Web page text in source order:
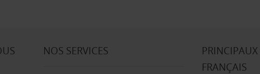
NOS SERVICES
FRANÇAIS